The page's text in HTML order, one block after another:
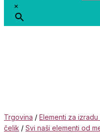
×
Trgovina / Elementi za izradu
čelik / Svi naši elementi od